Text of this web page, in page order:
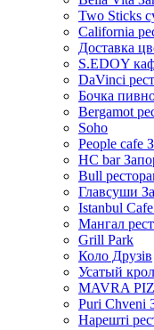
Two Sticks
California
Доставка
S.EDOY
DaVinci
Бочка
Bergamot
Soho
People cafe
HC bar
Bull
Главсуши
Istanbul
Мангал
Grill Park
Коло Друзів
Усатый
MAVRA
Puri Chveni
Нарешті